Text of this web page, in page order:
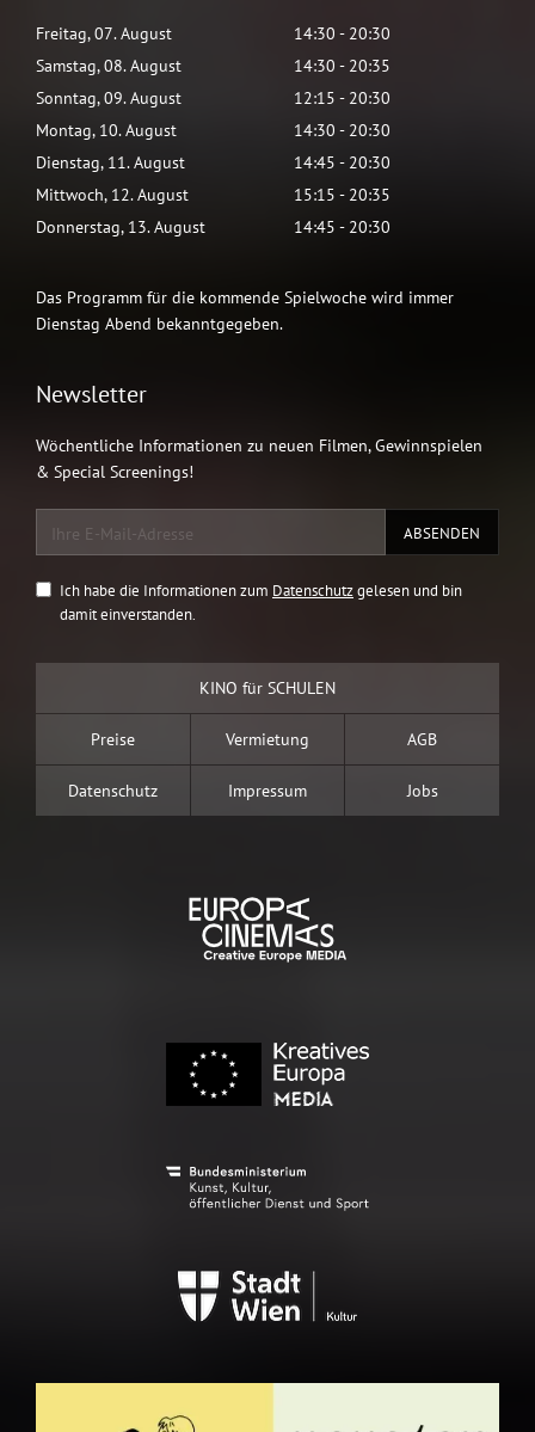
Freitag,07.August 14:30 - 20:30
Samstag,08.August 14:30 - 20:35
Sonntag,09.August 12:15 - 20:30
Montag, 10.August 14:30 - 20:30
Dienstag, 11.August 14:45 - 20:30
Mittwoch, 12.August 15:15 - 20:35
Donnerstag, 13.August 14:45 - 20:30
Das Programm für die kommende Spielwoche wird immer
Dienstag Abend bekanntgegeben.
Newsletter
Wöchentliche Informationen zu neuen Filmen, Gewinnspielen
& Special Screenings!
Ich habe die Informationen zum Datenschutzgelesen und bin
damit einverstanden.
KINO für SCHULEN
Preise Vermietung AGB
Datenschutz Impressum Jobs